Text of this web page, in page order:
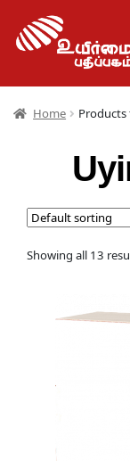
Home Products
Showing all 13